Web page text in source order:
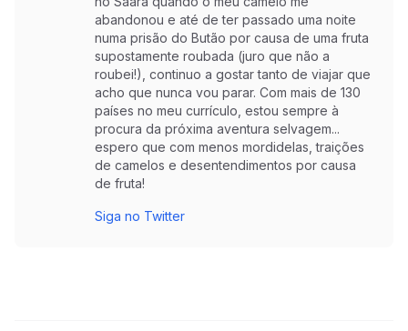
abandonou e até de ter passado uma noite
numa prisão do Butão por causa de uma fruta
supostamente roubada (juro que não a
roubei!), continuo a gostar tanto de viajar que
acho que nunca vou parar. Com mais de 130
países no meu currículo, estou sempre à
procura da próxima aventura selvagem...
espero que com menos mordidelas, traições
de camelos e desentendimentos por causa
de fruta!
Siga no Twitter